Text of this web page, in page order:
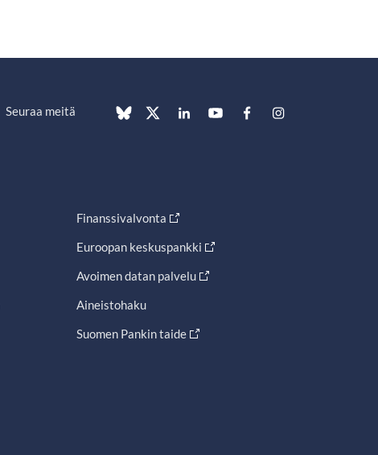
Seuraa meitä
Finanssivalvonta
Euroopan keskuspankki
Avoimen datan palvelu
Aineistohaku
Suomen Pankin taide